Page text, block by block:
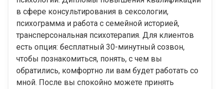
в сфере консультирования в сексологии,
психограмма и работа с семейной историей,
трансперсональная психотерапия. Для клиентов
есть опция: бесплатный 30-минутный созвон,
чтобы познакомиться, понять, с чем вы
обратились, комфортно ли вам будет работать со
мной. После вы спокойно можете принять